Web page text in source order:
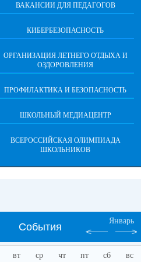
ВАКАНСИИ ДЛЯ ПЕДАГОГОВ
КИБЕРБЕЗОПАСНОСТЬ
ОРГАНИЗАЦИЯ ЛЕТНЕГО ОТДЫХА И
ОЗДОРОВЛЕНИЯ
ПРОФИЛАКТИКА И БЕЗОПАСНОСТЬ
ШКОЛЬНЫЙ МЕДИАЦЕНТР
ВСЕРОССИЙСКАЯ ОЛИМПИАДА
ШКОЛЬНИКОВ
События
Январь
вт ср чт пт сб вс